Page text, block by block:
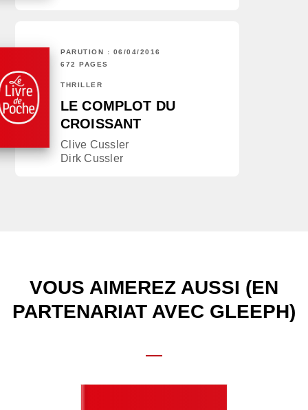
PARUTION : 06/04/2016
672 PAGES
THRILLER
LE COMPLOT DU
CROISSANT
Clive Cussler
Dirk Cussler
VOUS AIMEREZ AUSSI (EN
PARTENARIAT AVEC GLEEPH)